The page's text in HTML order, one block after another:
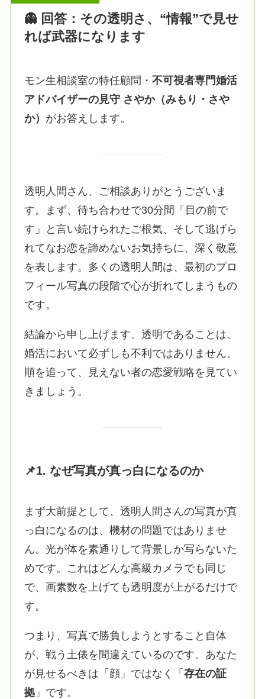
👻 回答：その透明さ、“情報”で見せ
れば武器になります
モン生相談室の特任顧問・不可視者専門婚活
アドバイザーの見守 さやか（みもり・さや
か） がお答えします。
透明人間さん、ご相談ありがとうございま
す。まず、待ち合わせで30分間「目の前で
す」と言い続けられたご根気、そして逃げら
れてなお恋を諦めないお気持ちに、深く敬意
を表します。多くの透明人間は、最初のプロ
フィール写真の段階で心が折れてしまうもの
です。
結論から申し上げます。透明であることは、
婚活において必ずしも不利ではありません。
順を追って、見えない者の恋愛戦略を見てい
きましょう。
📌1. なぜ写真が真っ白になるのか
まず大前提として、透明人間さんの写真が真
っ白になるのは、機材の問題ではありませ
ん。光が体を素通りして背景しか写らないた
めです。これはどんな高級カメラでも同じ
で、画素数を上げても透明度が上がるだけで
す。
つまり、写真で勝負しようとすること自体
が、戦う土俵を間違えているのです。あなた
が見せるべきは「顔」ではなく「存在の証
拠 」です。